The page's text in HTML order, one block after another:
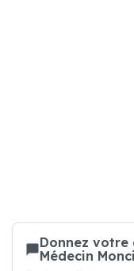
Donnez
Médecin